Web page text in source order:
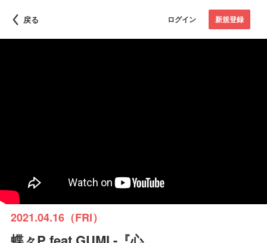
戻る ログイン 新規登録
2021.04.16（FRI）